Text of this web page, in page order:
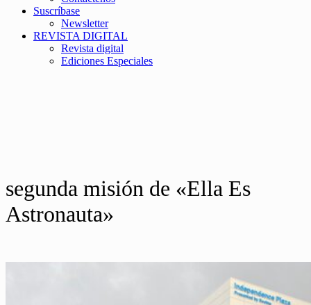
Suscríbase
Newsletter
REVISTA DIGITAL
Revista digital
Ediciones Especiales
segunda misión de «Ella Es
Astronauta»